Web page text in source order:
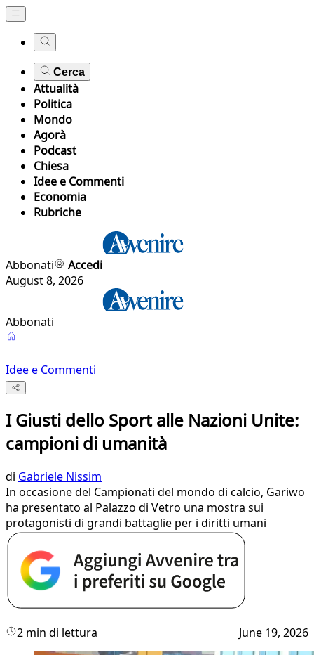
Cerca
Attualità
Politica
Mondo
Agorà
Podcast
Chiesa
Idee e Commenti
Economia
Rubriche
Abbonati
Accedi
August 8, 2026
Abbonati
Idee e Commenti
I Giusti dello Sport alle Nazioni Unite:
campioni di umanità
di Gabriele Nissim
In occasione del Campionati del mondo di calcio, Gariwo
ha presentato al Palazzo di Vetro una mostra sui
protagonisti di grandi battaglie per i diritti umani
2 min di lettura June 19, 2026